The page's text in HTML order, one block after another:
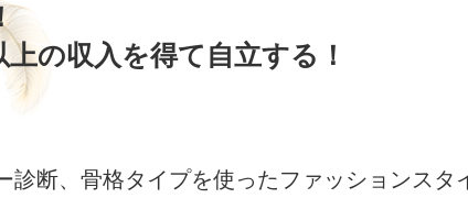
の収入を得て自立する！
診断、骨格タイプを使ったファッションスタ